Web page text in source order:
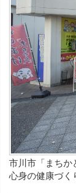
市川市「まちか
心身の健康づく